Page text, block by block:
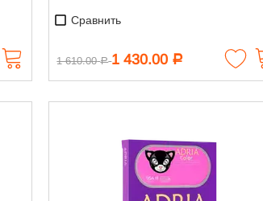
Сравнить
1 610.00 Р 1 430.00 Р